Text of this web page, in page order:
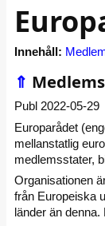
Innehåll:
⇑
Publ 2022-05-29
Europarådet
mellanstatlig
medlemsstater,
Organisationen
från Europeiska
länder än denna.